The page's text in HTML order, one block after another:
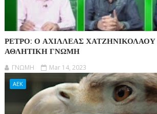
ΡΕΤΡΟ: Ο ΑΧΙΛΛΕΑΣ
ΑΘΛΗΤΙΚΗ ΓΝΩΜΗ
ΓΝΩΜΗ Mar 14, 2023
ΑΕΚ